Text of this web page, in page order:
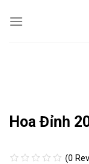
Hoa Đỉnh
(0